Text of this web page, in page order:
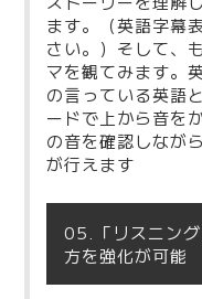
ます。（英語字幕
さい。）そして、
マを観てみます。
の言っている英語
ードで上から音を
の音を確認しなが
が行えます
05.「リスニン
方を強化が可能